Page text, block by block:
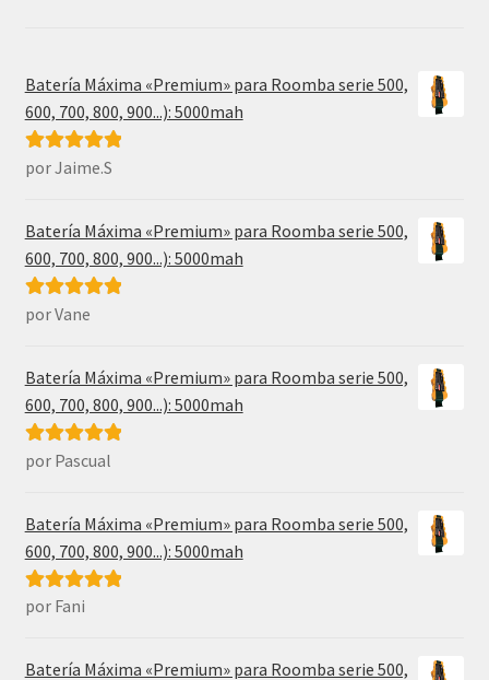
Batería Máxima «Premium» para Roomba serie 500,
600, 700, 800, 900...): 5000mah
Valorado con
por Jaime.S
Batería Máxima «Premium» para Roomba serie 500,
600, 700, 800, 900...): 5000mah
Valorado con
por Vane
Batería Máxima «Premium» para Roomba serie 500,
600, 700, 800, 900...): 5000mah
Valorado con
por Pascual
Batería Máxima «Premium» para Roomba serie 500,
600, 700, 800, 900...): 5000mah
Valorado con
por Fani
Batería Máxima «Premium» para Roomba serie 500,